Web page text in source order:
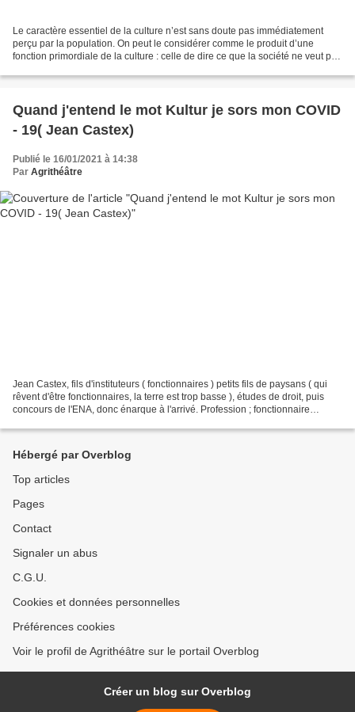
Le caractère essentiel de la culture n’est sans doute pas immédiatement
perçu par la population. On peut le considérer comme le produit d’une
fonction primordiale de la culture : celle de dire ce que la société ne veut pas
Quand j'entend le mot Kultur je sors mon COVID
- 19( Jean Castex)
Publié le 16/01/2021 à 14:38
Par Agrithéâtre
Jean Castex, fils d'instituteurs ( fonctionnaires ) petits fils de paysans ( qui
rêvent d'être fonctionnaires, la terre est trop basse ), études de droit, puis
concours de l'ENA, donc énarque à l'arrivé. Profession ; fonctionnaire
Hébergé par Overblog
Top articles
Pages
Contact
Signaler un abus
C.G.U.
Cookies et données personnelles
Préférences cookies
Voir le profil de Agrithéâtre sur le portail Overblog
Créer un blog sur Overblog